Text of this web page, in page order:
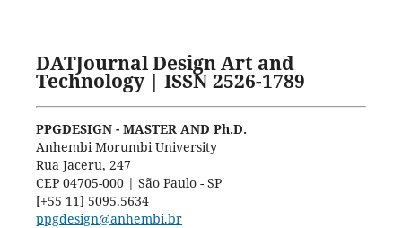
DATJournal Design Art and
Technology | ISSN 2526-1789
PPGDESIGN - MASTER AND Ph.D.
Anhembi Morumbi University
Rua Jaceru, 247
CEP 04705-000 | São Paulo - SP
[+55 11] 5095.5634
ppgdesign@anhembi.br